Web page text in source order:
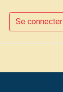
Se connecter